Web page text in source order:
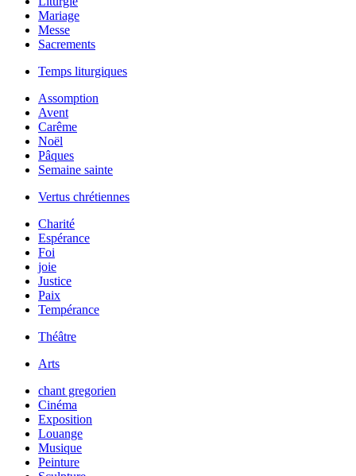
Mariage
Messe
Sacrements
Temps liturgiques
Assomption
Avent
Carême
Noël
Pâques
Semaine sainte
Vertus chrétiennes
Charité
Espérance
Foi
joie
Justice
Paix
Tempérance
Théâtre
Arts
chant gregorien
Cinéma
Exposition
Louange
Musique
Peinture